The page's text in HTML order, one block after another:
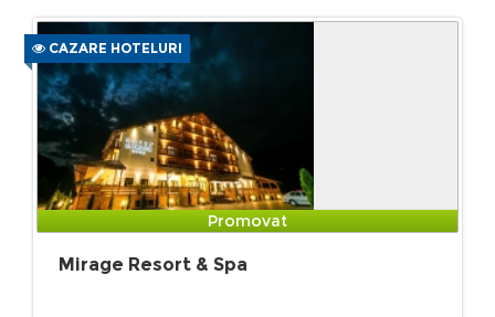
CAZARE HOTELURI
Promovat
Mirage Resort & Spa